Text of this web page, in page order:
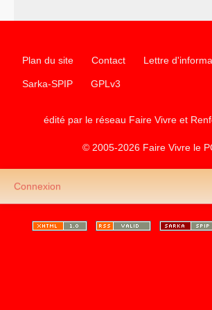
Plan du site Contact Lettre
Sarka-SPIP GPLv3
édité par le réseau Faire Vivre et
© 2005-2026 Faire Vivre le
Connexion